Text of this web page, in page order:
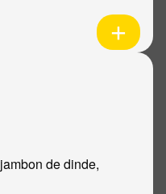
de dinde,